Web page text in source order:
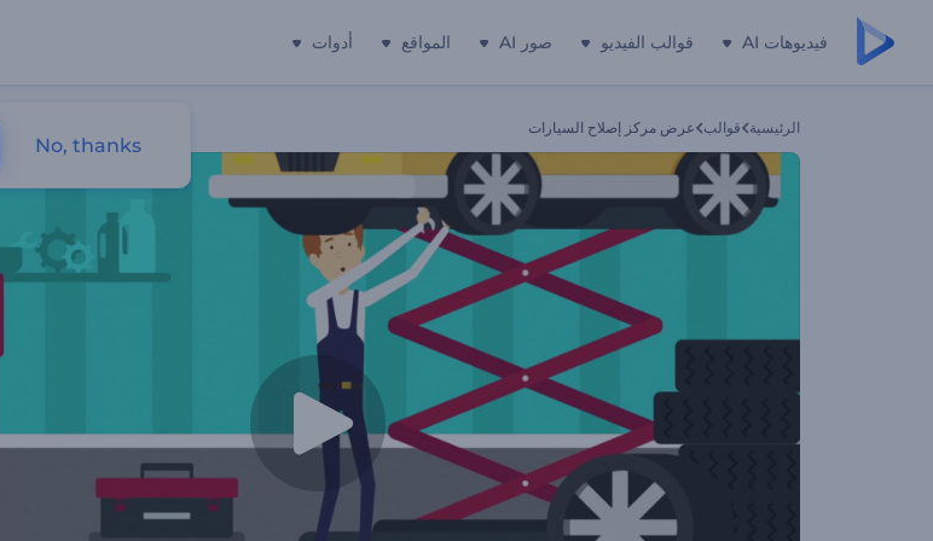
فيديوهات AI قوالب الفيديو صور AI المواقع أدوات
الرئيسية قوالب عرض مركز إصلاح السيارات
No, thanks